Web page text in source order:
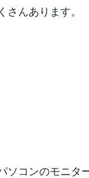
さんあります。
ソコンのモニタ